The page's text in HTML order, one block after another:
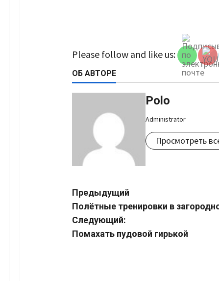
Please follow and like us:
Set
Channel ID
ОБ АВТОРЕ
Polo
Administrator
Просмотреть
Навигация
записи
Предыдущий
Полётные тренировки в
Следующий:
Помахать пудовой гирькой